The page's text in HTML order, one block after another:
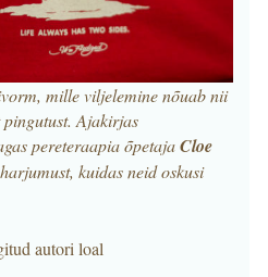
mille viljelemine nõuab nii
Ajakirjas
pereteraapia õpetajaCloe
kuidas neid oskusi
autori loal